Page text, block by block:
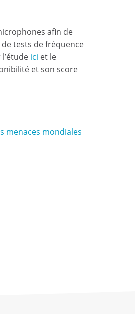
afin de
tests de fréquence
ici et le
et son score
menaces mondiales